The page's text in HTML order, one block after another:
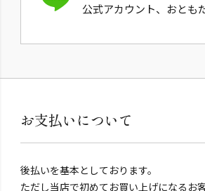
公式アカウント、おとも
お支払いについて
後払いを基本としております。
ただし当店で初めてお買い上げになるお